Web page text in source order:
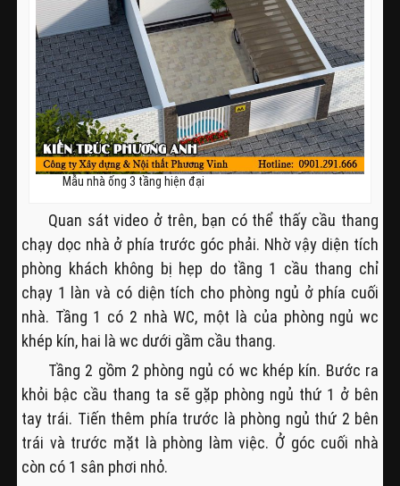
Mẫu nhà ống 3 tầng hiện đại
Quan sát video ở trên, bạn có thể thấy cầu thang
chạy dọc nhà ở phía trước góc phải. Nhờ vậy diện tích
phòng khách không bị hẹp do tầng 1 cầu thang chỉ
chạy 1 làn và có diện tích cho phòng ngủ ở phía cuối
nhà. Tầng 1 có 2 nhà WC, một là của phòng ngủ wc
khép kín, hai là wc dưới gầm cầu thang.
Tầng 2 gồm 2 phòng ngủ có wc khép kín. Bước ra
khỏi bậc cầu thang ta sẽ gặp phòng ngủ thứ 1 ở bên
tay trái. Tiến thêm phía trước là phòng ngủ thứ 2 bên
trái và trước mặt là phòng làm việc. Ở góc cuối nhà
còn có 1 sân phơi nhỏ.